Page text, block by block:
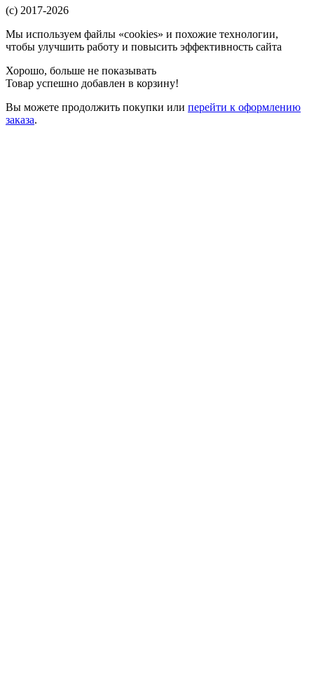
(c) 2017-2026
Мы используем файлы «cookies» и похожие технологии,
чтобы улучшить работу и повысить эффективность сайта
Хорошо, больше не показывать
Товар успешно добавлен в корзину!
Вы можете продолжить покупки или перейти к оформлению
заказа.